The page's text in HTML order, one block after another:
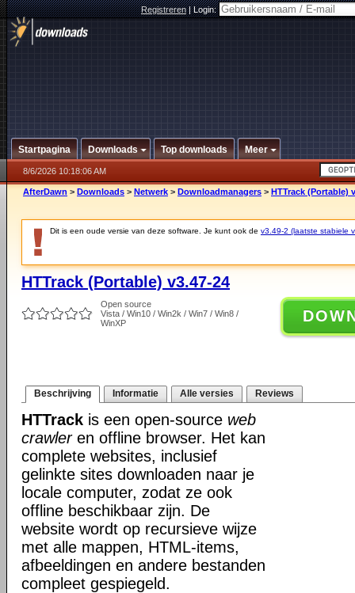
Registreren|Login:
Startpagina Downloads Top downloads Meer
8/6/2026 10:18:06 AM
AfterDawn > Downloads > Netwerk > Downloadmanagers > HTTrack (Portable)
Dit is een oude versie van deze software. Je kunt ook de v3.49-2 (laatste stabiele
HTTrack (Portable) v3.47-24
Open source
Vista / Win10 / Win2k / Win7 / Win8 /
WinXP
Beschrijving Informatie Alle versies Reviews
HTTrack is een open-source web
crawleren offline browser. Het kan
complete websites, inclusief
gelinkte sites downloaden naar je
locale computer, zodat ze ook
offline beschikbaar zijn. De
website wordt op recursieve wijze
met alle mappen, HTML-items,
afbeeldingen en andere bestanden
compleet gespiegeld.